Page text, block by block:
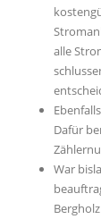
alle
Dafür
War